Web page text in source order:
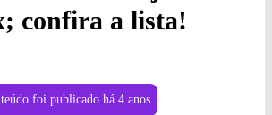
confira a lista!
foi publicado há 4 anos